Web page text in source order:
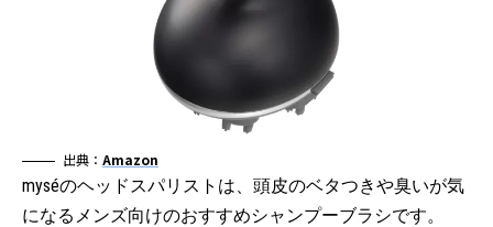
出典： Amazon
myséのヘッドスパリストは、頭皮のベタつきや臭いが気
になるメンズ向けのおすすめシャンプーブラシです。